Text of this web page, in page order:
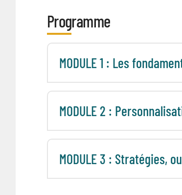
Programme
MODULE 1 : Les
MODULE 2 :
MODULE 3 : Stratégies,